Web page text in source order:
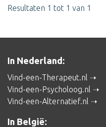
Resultaten 1 tot 1 van 1
In Nederland:
Vind-een-Therapeut.nl
Vind-een-Psycholoog.nl
Vind-een-Alternatief.nl
In België: